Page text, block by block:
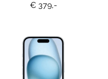
€ 379,-